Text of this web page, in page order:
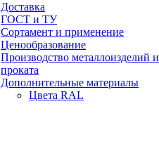
Доставка
ГОСТ и ТУ
Сортамент и применение
Ценообразование
Производство металлоизделий и
проката
Дополнительные материалы
Цвета RAL